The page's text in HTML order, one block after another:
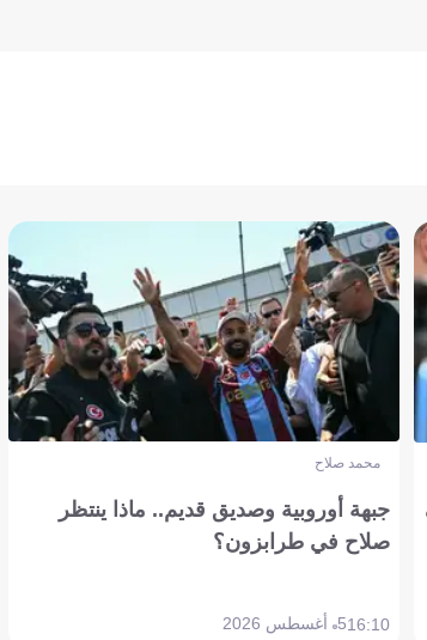
محمد صلاح
جبهة أوروبية وصديق قديم.. ماذا ينتظر
صلاح في طرابزون؟
16:105 أغسطس 2026